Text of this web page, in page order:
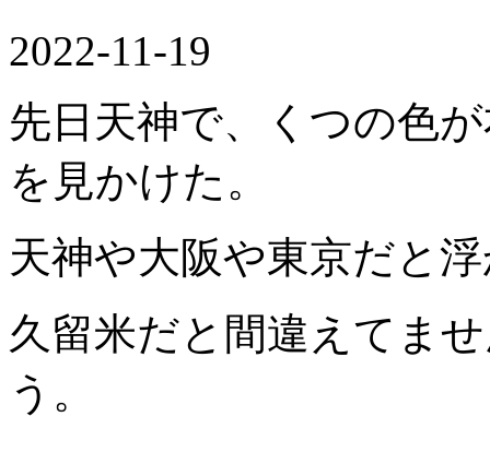
2022-11-19
先日天神で、くつの色
を見かけた。
天神や大阪や東京だと
久留米だと間違えてま
う。